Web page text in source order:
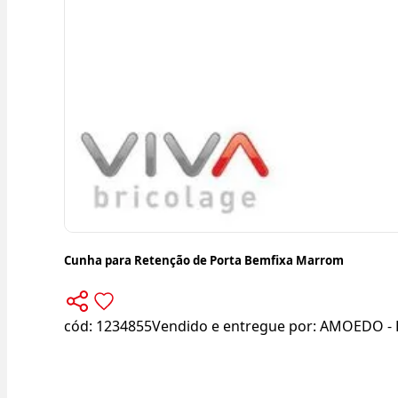
Cunha para Retenção de Porta Bemfixa Marrom
cód: 1234855Vendido e entregue por: AMOEDO -